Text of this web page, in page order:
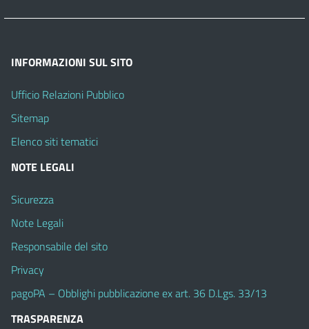
INFORMAZIONI SUL SITO
Ufficio Relazioni Pubblico
Sitemap
Elenco siti tematici
NOTE LEGALI
Sicurezza
Note Legali
Responsabile del sito
Privacy
pagoPA – Obblighi pubblicazione ex art. 36 D.Lgs. 33/13
TRASPARENZA